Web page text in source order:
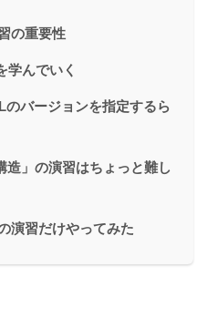
の重要性
学んでいく
のバージョンを指定するら
造」の演習はちょっと難し
演習だけやってみた